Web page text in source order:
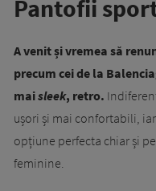
Pantofii
A venit și vremea să
precum cei de la
maisleek, retro.
ușori și mai confortabili,
opțiune perfecta chiar și
feminine.